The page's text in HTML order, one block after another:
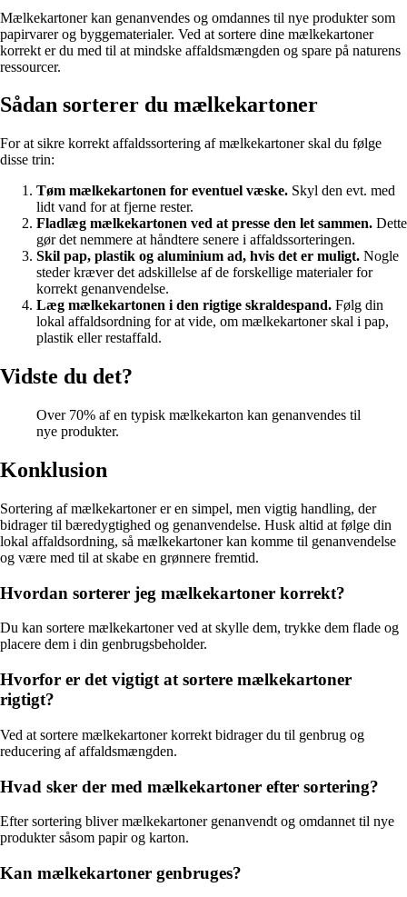
Mælkekartoner kan genanvendes og omdannes til nye produkter som
papirvarer og byggematerialer. Ved at sortere dine mælkekartoner
korrekt er du med til at mindske affaldsmængden og spare på naturens
ressourcer.
Sådan sorterer du mælkekartoner
For at sikre korrekt affaldssortering af mælkekartoner skal du følge
disse trin:
Tøm mælkekartonen for eventuel væske. Skyl den evt. med
lidt vand for at fjerne rester.
Fladlæg mælkekartonen ved at presse den let sammen. Dette
gør det nemmere at håndtere senere i affaldssorteringen.
Skil pap, plastik og aluminium ad, hvis det er muligt. Nogle
steder kræver det adskillelse af de forskellige materialer for
korrekt genanvendelse.
Læg mælkekartonen i den rigtige skraldespand. Følg din
lokal affaldsordning for at vide, om mælkekartoner skal i pap,
plastik eller restaffald.
Vidste du det?
Over 70% af en typisk mælkekarton kan genanvendes til
nye produkter.
Konklusion
Sortering af mælkekartoner er en simpel, men vigtig handling, der
bidrager til bæredygtighed og genanvendelse. Husk altid at følge din
lokal affaldsordning, så mælkekartoner kan komme til genanvendelse
og være med til at skabe en grønnere fremtid.
Hvordan sorterer jeg mælkekartoner korrekt?
Du kan sortere mælkekartoner ved at skylle dem, trykke dem flade og
placere dem i din genbrugsbeholder.
Hvorfor er det vigtigt at sortere mælkekartoner
rigtigt?
Ved at sortere mælkekartoner korrekt bidrager du til genbrug og
reducering af affaldsmængden.
Hvad sker der med mælkekartoner efter sortering?
Efter sortering bliver mælkekartoner genanvendt og omdannet til nye
produkter såsom papir og karton.
Kan mælkekartoner genbruges?